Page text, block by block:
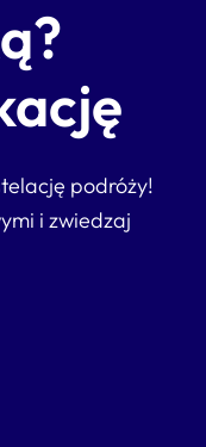
podróży!
i zwiedzaj